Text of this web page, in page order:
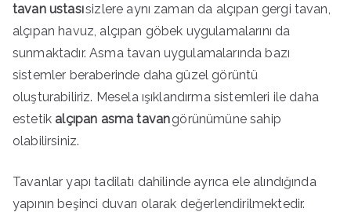
tavan ustasısizlere aynı zaman da alçıpan gergi tavan,
alçıpan havuz, alçıpan göbek uygulamalarını da
sunmaktadır. Asma tavan uygulamalarında bazı
sistemler beraberinde daha güzel görüntü
oluşturabiliriz. Mesela ışıklandırma sistemleri ile daha
estetik alçıpan asma tavangörünümüne sahip
olabilirsiniz.
Tavanlar yapı tadilatı dahilinde ayrıca ele alındığında
yapının beşinci duvarı olarak değerlendirilmektedir.